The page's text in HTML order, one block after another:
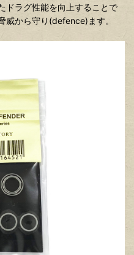
ドラグ性能を向上することで
威から守り(defence)ます。